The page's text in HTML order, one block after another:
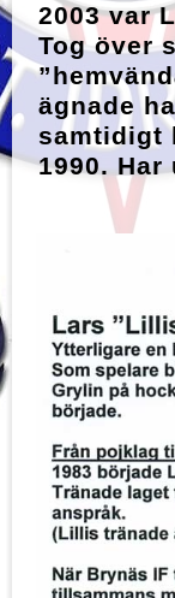
2003 var
Tog över
ägnade
samtidigt
1990.